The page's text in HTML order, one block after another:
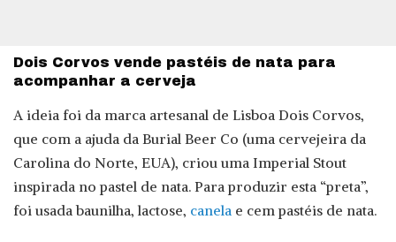
Dois Corvos vende pastéis de nata para
acompanhar a cerveja
A ideia foi da marca artesanal de Lisboa Dois Corvos,
que com a ajuda da Burial Beer Co (uma cervejeira da
Carolina do Norte, EUA), criou uma Imperial Stout
inspirada no pastel de nata. Para produzir esta “preta”,
foi usada baunilha, lactose, canela e cem pastéis de nata.